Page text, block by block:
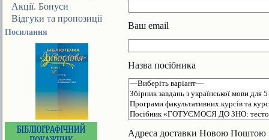
Акції. Бонуси
Відгуки та пропозиції
Посилання
Ваш email
Назва посібника
Адреса доставки Новою Поштою